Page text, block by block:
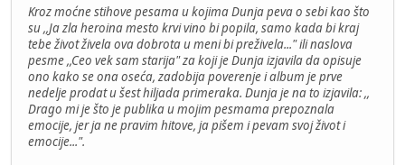
Kroz moćne stihove pesama u kojima Dunja peva o sebi kao što
su ,,Ja zla heroina mesto krvi vino bi popila, samo kada bi kraj
tebe život živela ova dobrota u meni bi preživela..." ili naslova
pesme ,,Ceo vek sam starija" za koji je Dunja izjavila da opisuje
ono kako se ona oseća, zadobija poverenje i album je prve
nedelje prodat u šest hiljada primeraka. Dunja je na to izjavila: ,,
Drago mi je što je publika u mojim pesmama prepoznala
emocije, jer ja ne pravim hitove, ja pišem i pevam svoj život i
emocije...".